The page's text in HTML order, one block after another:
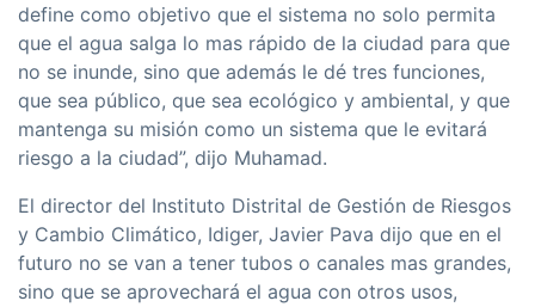
define como objetivo que el sistema no solo permita
que el agua salga lo mas rápido de la ciudad para que
no se inunde, sino que además le dé tres funciones,
que sea público, que sea ecológico y ambiental, y que
mantenga su misión como un sistema que le evitará
riesgo a la ciudad”, dijo Muhamad.
El director del Instituto Distrital de Gestión de Riesgos
y Cambio Climático, Idiger, Javier Pava dijo que en el
futuro no se van a tener tubos o canales mas grandes,
sino que se aprovechará el agua con otros usos,